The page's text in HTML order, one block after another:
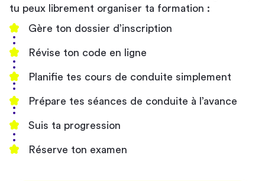
tu peux librement organiser ta formation :
Gère ton dossier d’inscription
Révise ton code en ligne
Planifie tes cours de conduite simplement
Prépare tes séances de conduite à l’avance
Suis ta progression
Réserve ton examen